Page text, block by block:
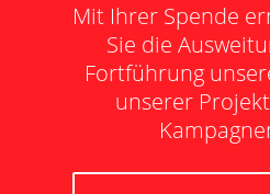
Mit Ihrer Spende
Sie die
Fortführung
unserer